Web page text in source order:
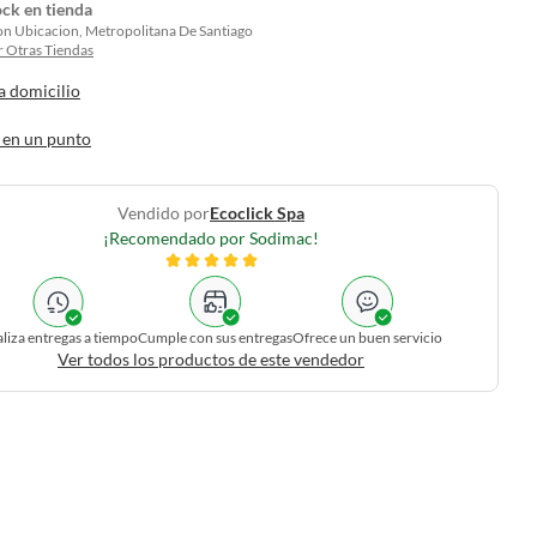
en tienda
Ubicacion, Metropolitana De Santiago
Otras Tiendas
domicilio
un punto
Vendido porEcoclick Spa
¡Recomendado por Sodimac!
entregas a tiempoCumple con sus entregasOfrece un buen servicio
Ver todos los productos de este vendedor